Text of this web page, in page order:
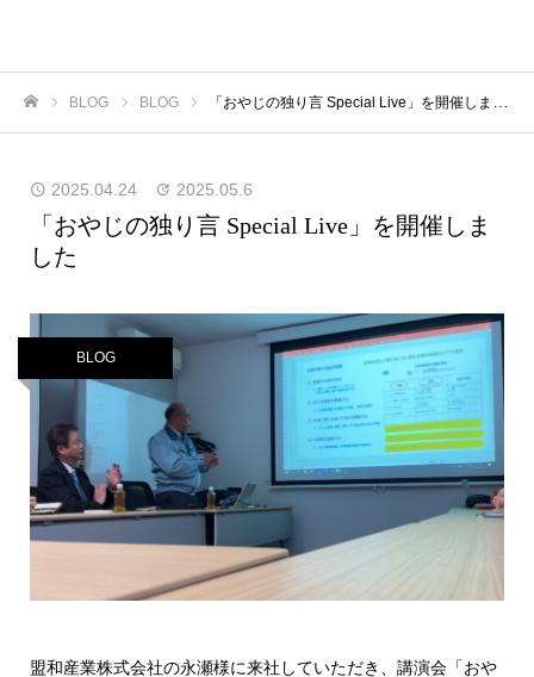
BLOG BLOG 「おやじの独り言 Special Live」を開催しました
2025.04.24 2025.05.6
「おやじの独り言 Special Live」を開催しま
した
BLOG
盟和産業株式会社の永瀬様に来社していただき、講演会「おや